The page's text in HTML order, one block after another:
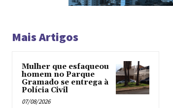
Mais Artigos
Mulher que esfaqueou
homem no Parque
Gramado se entrega à
Polícia Civil
07/08/2026